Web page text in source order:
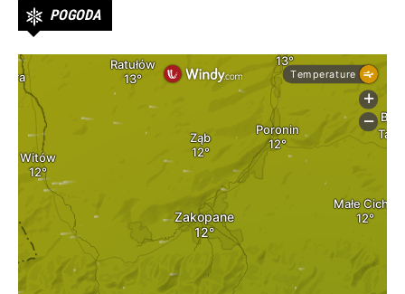
POGODA